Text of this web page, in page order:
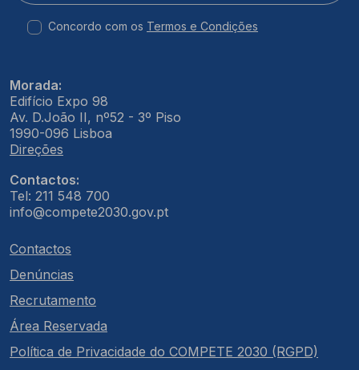
Concordo com os Termos e Condições
Morada:
Edifício Expo 98
Av. D.João II, nº52 - 3º Piso
1990-096 Lisboa
Direções
Contactos:
Tel: 211 548 700
info@compete2030.gov.pt
Contactos
Denúncias
Recrutamento
Área Reservada
Política de Privacidade do COMPETE 2030 (RGPD)